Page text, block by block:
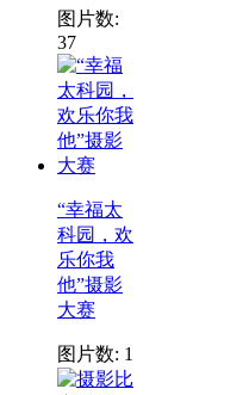
图片数:
37
“幸福太
科园，欢
乐你我
他”摄影
大赛
图片数: 1